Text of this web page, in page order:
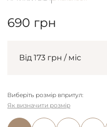
690 грн
Від 173 грн / міс
Виберіть розмір впритул:
Як визначити розмір